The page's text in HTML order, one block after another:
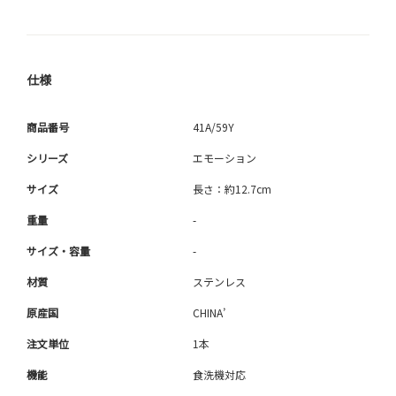
仕様
商品番号 41A/59Y
シリーズ エモーション
サイズ 長さ：約12.7cm
重量 -
サイズ・容量 -
材質 ステンレス
原産国 CHINA’
注文単位 1本
機能 食洗機対応